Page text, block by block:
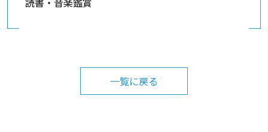
一覧に戻る